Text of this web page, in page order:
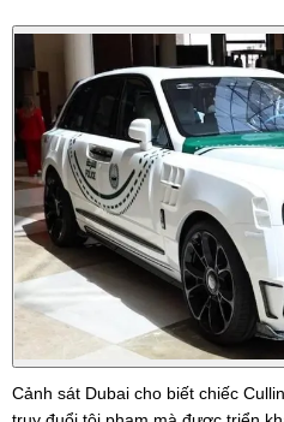
Cảnh sát Dubai cho biết chiếc